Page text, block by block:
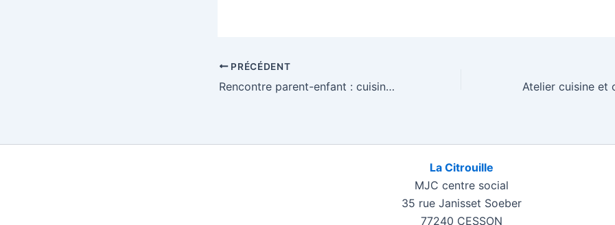
PRÉCÉDENT
Rencontre parent-enfant : cuisine des chefs “sucré/salé”, suivi d’un repas ensemble
La Citrouille
MJC centre social
35 rue Janisset Soeber
77240 CESSON